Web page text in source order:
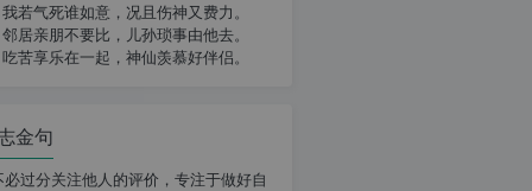
我若气死谁如意，况且伤神又费力。
邻居亲朋不要比，儿孙琐事由他去。
吃苦享乐在一起，神仙羡慕好伴侣。
金句
必过分关注他人的评价，专注于做好自